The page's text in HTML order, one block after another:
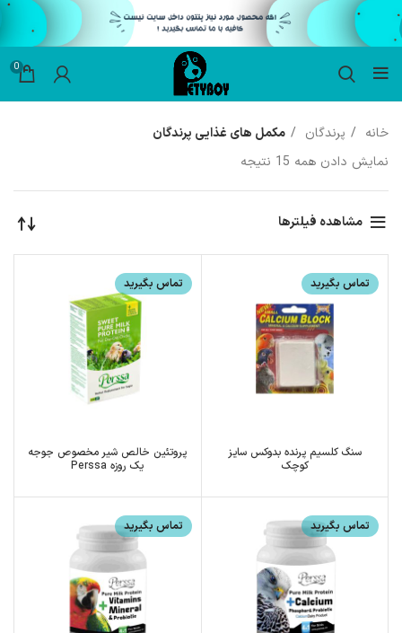
0
خانه پرندگان
مکمل های غذایی پرندگان
نمایش دادن همه 15 نتیجه
مشاهده فیلترها
تماس بگیرید
سنگ کلسیم پرنده بدوکس سایز
کوچک
تماس بگیرید
پروتئین خالص شیر مخصوص جوجه
یک روزه Perssa
تماس بگیرید تماس بگیرید